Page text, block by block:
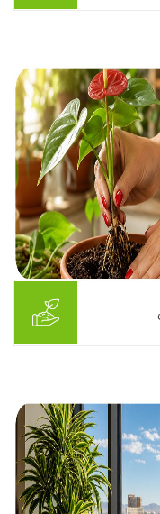
یا بالکن دیده باشید،
که تکثیرش بسیار آسان